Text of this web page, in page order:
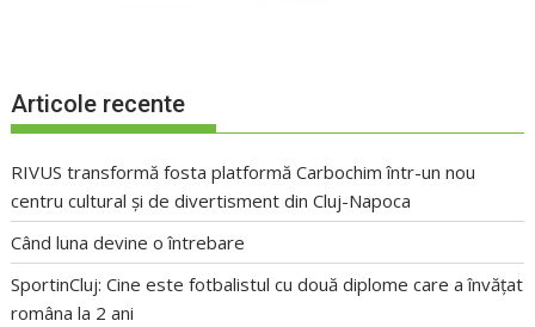
Articole recente
RIVUS transformă fosta platformă Carbochim într-un nou
centru cultural și de divertisment din Cluj-Napoca
Când luna devine o întrebare
SportinCluj: Cine este fotbalistul cu două diplome care a învățat
româna la 2 ani